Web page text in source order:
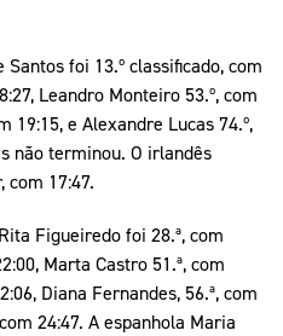
foi 13.º classificado, com
Leandro Monteiro 53.º, com
19:15, e Alexandre Lucas 74.º,
não terminou. O irlandês
com 17:47.
Figueiredo foi 28.ª, com
Marta Castro 51.ª, com
Diana Fernandes, 56.ª, com
24:47. A espanhola Maria